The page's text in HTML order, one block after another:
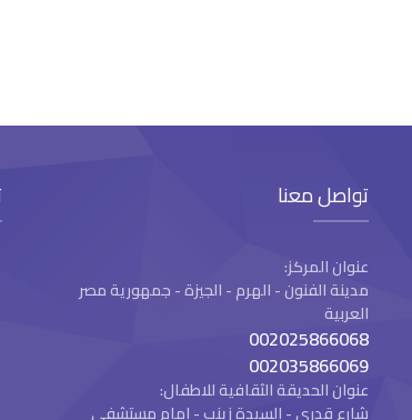
تواصل معنا
عنوان المركز:
مدينة الفنون - الهرم - الجيزة - جمهورية مصر
العربية
002025866068
002035866069
عنوان الحديقة الثقافية للاطفال:
شارع قدرى - السيدة زينب - امام مستشفى